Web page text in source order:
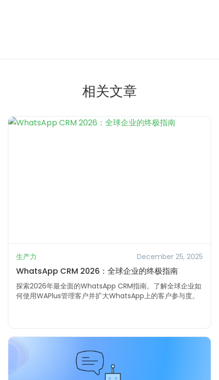
相关文章
生产力 December 25, 2025
WhatsApp CRM 2026：全球企业的终极指南
探索2026年最全面的WhatsApp CRM指南。了解全球企业如
何使用WAPlus管理客户并扩大WhatsApp上的客户参与度。